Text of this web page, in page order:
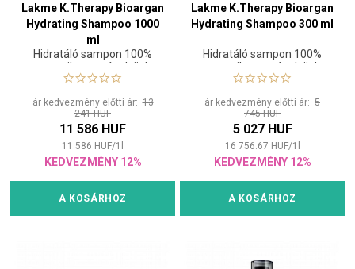
Lakme K.Therapy Bioargan
Hydrating Shampoo 1000
ml
Hidratáló sampon 100%
organikus argánolajjal
ár kedvezmény előtti ár:13
241 HUF
11 586 HUF
11 586 HUF/1
KEDVEZMÉNY 12%
A KOSÁRHOZ
Lakme K.Therapy Bioargan
Hydrating Shampoo 300 ml
Hidratáló sampon 100%
organikus argánolajjal
ár kedvezmény előtti ár: 5
745 HUF
5 027 HUF
16 756.67 HUF/1
KEDVEZMÉNY 12%
A KOSÁRHOZ